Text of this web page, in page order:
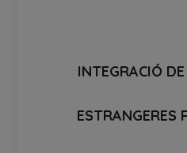
INTEGRACIÓ
ESTRANGERES